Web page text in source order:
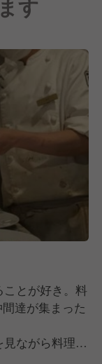
す
とが好き。料
達が集まった
ながら料理を